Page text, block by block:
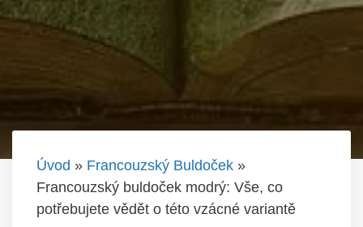
Úvod » Francouzský Buldoček »
Francouzský buldoček modrý: Vše, co
potřebujete vědět o této vzácné variantě